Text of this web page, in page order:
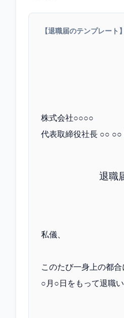
【退職届のテンプレート】
株式会社○○○○
代表取締役社長 ○○ ○○
退職
私儀、
このたび一身上の都
○月○日をもって退職い